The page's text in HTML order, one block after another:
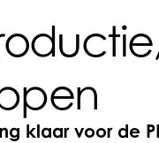
klaar voor de